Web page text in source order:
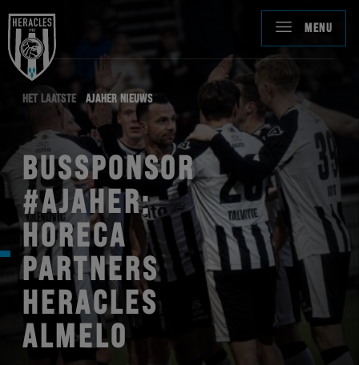
MENU
HET LAATSTE AJAHER NIEUWS
BUSSPONSOR
#AJAHER:
HORECA
PARTNERS
HERACLES
ALMELO